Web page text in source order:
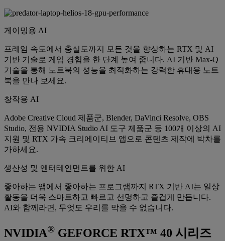
게이밍용 AI
프레임 속도에서 충실도까지 모든 것을 향상하는 RTX 및 AI
기반 기술로 게임 경험을 한 단계 높여 줍니다. AI 기반 Max-Q
기술을 통해 노트북의 성능을 최적화하는 강력한 휴대용 노트
북을 만나 보세요.
창작용 AI
Adobe Creative Cloud 제품군, Blender, DaVinci Resolve, OBS
Studio, 전용 NVIDIA Studio AI 도구 제품군 등 100개 이상의 AI
지원 및 RTX 가속 크리에이티브 앱으로 콘텐츠 제작에 박차를
가하세요.
생산성 및 엔터테인먼트를 위한 AI
좋아하는 앱에서 좋아하는 프로그램까지 RTX 기반 AI는 일상
활동을 더욱 스마트하고 빠르고 선명하고 즐겁게 만듭니다.
AI와 함께라면, 무엇도 우리를 막을 수 없습니다.
NVIDIA® GEFORCE RTX™ 40 시리즈